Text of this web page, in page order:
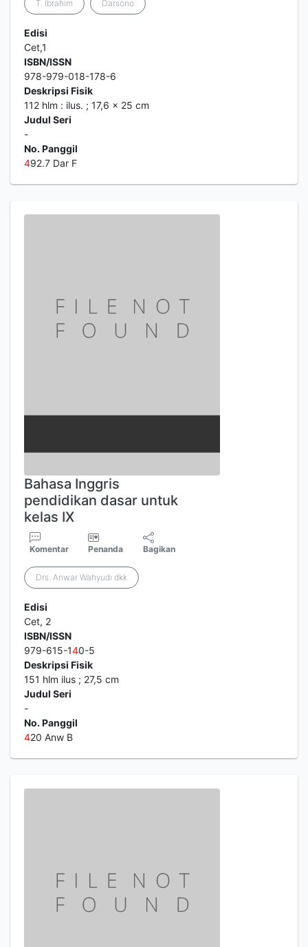
T. Ibrahim Darsono
Edisi
Cet,1
ISBN/ISSN
978-979-018-178-6
Deskripsi Fisik
112 hlm : ilus. ; 17,6 x 25 cm
Judul Seri
-
No. Panggil
492.7 Dar F
Bahasa Inggris
pendidikan dasar untuk
kelas IX
Komentar Penanda Bagikan
Drs. Anwar Wahyudi dkk
Edisi
Cet, 2
ISBN/ISSN
979-615-140-5
Deskripsi Fisik
151 hlm ilus ; 27,5 cm
Judul Seri
-
No. Panggil
420 Anw B